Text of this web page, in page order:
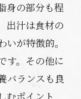
身の部分も程
出汁は食材の
が特徴的。
す。その他に
バランスも良